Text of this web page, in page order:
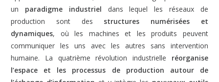
un paradigme industriel dans lequel les réseaux de
production sont des structures numérisées et
dynamiques, où les machines et les produits peuvent
communiquer les uns avec les autres sans intervention
humaine. La quatrième révolution industrielle réorganise
l’espace et les processus de production
autour de